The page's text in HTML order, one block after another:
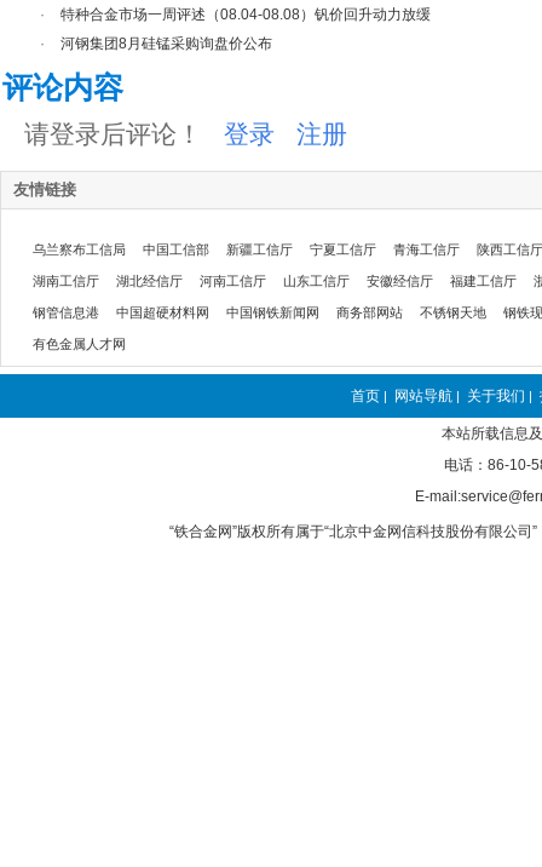
·
特种合金市场一周评述（08.04-08.08）钒价回升动力放缓
·
河钢集团8月硅锰采购询盘价公布
评论内容
请登录后评论！ 登录 注册
友情链接
乌兰察布工信局 中国工信部 新疆工信厅 宁夏工信厅 青海工信厅 陕西工信厅
湖南工信厅 湖北经信厅 河南工信厅 山东工信厅 安徽经信厅 福建工信厅
钢管信息港 中国超硬材料网 中国钢铁新闻网 商务部网站 不锈钢天地 钢铁
有色金属人才网
首页 | 网站导航 | 关于我们 |
本站所载信息
电话：86-10-
E-
“铁合金网”版权所有属于“北京中金网信科技股份有限公司